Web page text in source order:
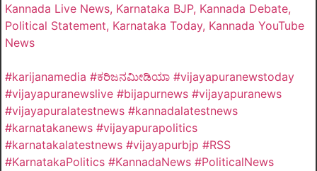
Kannada Live News, Karnataka BJP, Kannada Debate,
Political Statement, Karnataka Today, Kannada YouTube
News
#karijanamedia #ಕರಿಜನಮೀಡಿಯಾ #vijayapuranewstoday
#vijayapuranewslive #bijapurnews #vijayapuranews
#vijayapuralatestnews #kannadalatestnews
#karnatakanews #vijayapurapolitics
#karnatakalatestnews #vijayapurbjp #RSS
#KarnatakaPolitics #KannadaNews #PoliticalNews